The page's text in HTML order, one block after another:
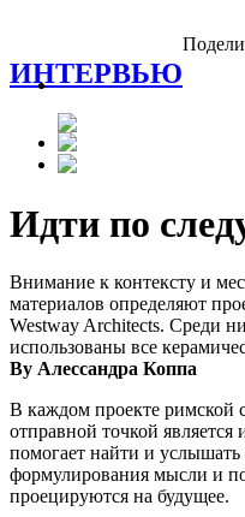
ИНТЕРВЬЮ
Идти по
Внимание к контексту и
материалов определяют
Westway Architects. Среди
использованы все
By Алессандра Коппа
В каждом проекте римской
отправной точкой является
помогает найти и услышать
формулирования мысли и
проецируются на будущее.